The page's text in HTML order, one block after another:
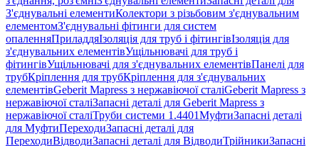
З'єднувальні елементиКолектори з різьбовим з'єднувальним
елементомЗ'єднувальні фітинги для систем
опаленняПриладдяІзоляція для труб і фітингівІзоляція для
з'єднувальних елементівУщільнювачі для труб і
фітингівУщільнювачі для з'єднувальних елементівПанелі для
трубКріплення для трубКріплення для з'єднувальних
елементівGeberit Mapress з нержавіючої сталіGeberit Mapress з
нержавіючої сталіЗапасні деталі для Geberit Mapress з
нержавіючої сталіТруби системи 1.4401МуфтиЗапасні деталі
для МуфтиПереходиЗапасні деталі для
ПереходиВідводиЗапасні деталі для ВідводиТрійникиЗапасні